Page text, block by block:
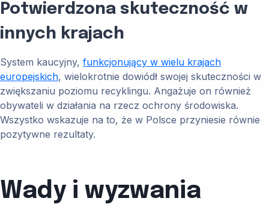
Potwierdzona skuteczność w
innych krajach
System kaucyjny, funkcjonujący w wielu krajach
europejskich, wielokrotnie dowiódł swojej skuteczności w
zwiększaniu poziomu recyklingu. Angażuje on również
obywateli w działania na rzecz ochrony środowiska.
Wszystko wskazuje na to, że w Polsce przyniesie równie
pozytywne rezultaty.
Wady i wyzwania